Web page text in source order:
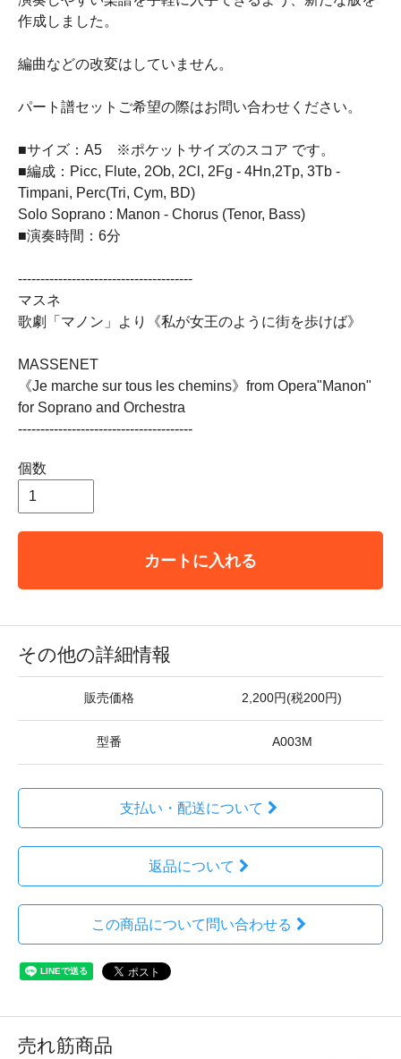
作成しました。
編曲などの改変はしていません。
パート譜セットご希望の際はお問い合わせください。
■サイズ：A5 ※ポケットサイズのスコア です。
■編成：Picc, Flute, 2Ob, 2Cl, 2Fg - 4Hn,2Tp, 3Tb -
Timpani, Perc(Tri, Cym, BD)
Solo Soprano : Manon - Chorus (Tenor, Bass)
■演奏時間：6分
---------------------------------------
マスネ
歌劇「マノン」より《私が女王のように街を歩けば》
MASSENET
《Je marche sur tous les chemins》from Opera"Manon"
for Soprano and Orchestra
---------------------------------------
個数
カートに入れる
その他の詳細情報
販売価格 2,200円(税200円)
型番 A003M
支払い・配送について
返品について
この商品について問い合わせる
売れ筋商品